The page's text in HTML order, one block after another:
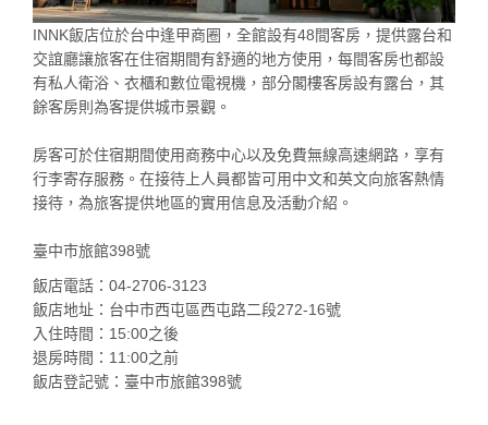
INNK飯店位於台中逢甲商圈，全館設有48間客房，提供露台和
交誼廳讓旅客在住宿期間有舒適的地方使用，每間客房也都設
有私人衛浴、衣櫃和數位電視機，部分閣樓客房設有露台，其
餘客房則為客提供城市景觀。
房客可於住宿期間使用商務中心以及免費無線高速網路，享有
行李寄存服務。在接待上人員都皆可用中文和英文向旅客熱情
接待，為旅客提供地區的實用信息及活動介紹。
臺中市旅館398號
飯店電話：04-2706-3123
飯店地址：台中市西屯區西屯路二段272-16號
入住時間：15:00之後
退房時間：11:00之前
飯店登記號：臺中市旅館398號